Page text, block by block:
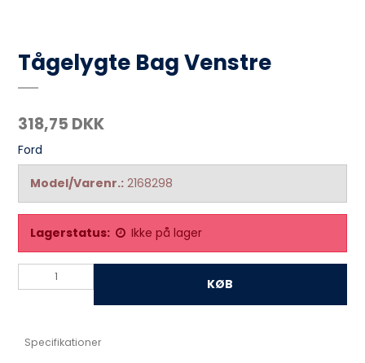
Tågelygte Bag Venstre
318,75 DKK
Ford
Model/Varenr.: 2168298
Lagerstatus: Ikke på lager
KØB
Specifikationer